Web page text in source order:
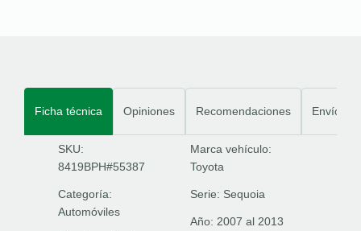
Ficha técnica Opiniones Recomendaciones Envíos
SKU:
8419BPH#55387
Categoría:
Automóviles
Marca vehículo:
Toyota
Serie: Sequoia
Año: 2007 al 2013